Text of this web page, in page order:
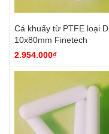
Cá khuấy từ PTFE loại D
10x80mm Finetech
2.954.000₫